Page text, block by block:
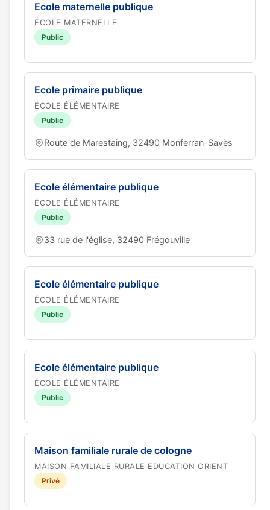
Ecole maternelle publique
ÉCOLE MATERNELLE
Public
Ecole primaire publique
ÉCOLE ÉLÉMENTAIRE
Public
Route de Marestaing, 32490 Monferran-Savès
Ecole élémentaire publique
ÉCOLE ÉLÉMENTAIRE
Public
33 rue de l'église, 32490 Frégouville
Ecole élémentaire publique
ÉCOLE ÉLÉMENTAIRE
Public
Ecole élémentaire publique
ÉCOLE ÉLÉMENTAIRE
Public
Maison familiale rurale de cologne
MAISON FAMILIALE RURALE EDUCATION ORIENT
Privé